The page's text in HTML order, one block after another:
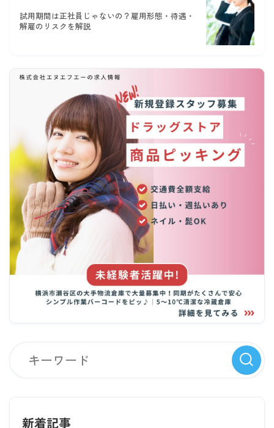
試用期間は正社員じゃないの？雇用形態・待遇・
解雇のリスクを解説
新着記事